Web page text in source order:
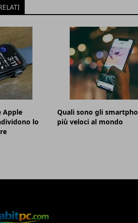
Apple
lo
Quali sono gli
più veloci al mondo